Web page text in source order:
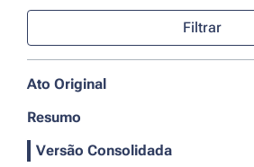
Use a tecla de seta para baixo para
Filtrar
Ato Original
Resumo
Versão Consolidada